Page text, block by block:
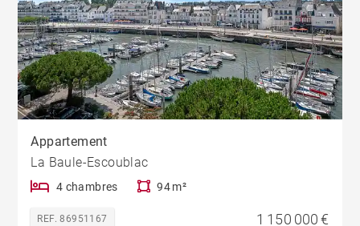
Appartement
La Baule-Escoublac
4 chambres 94 m²
REF. 86951167 1 150 000 €